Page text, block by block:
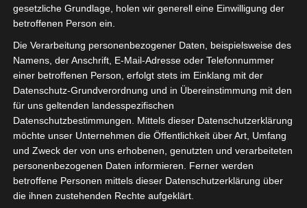
gesetzliche Grundlage, holen wir generell eine Einwilligung der
betroffenen Person ein.
Die Verarbeitung personenbezogener Daten, beispielsweise des
Namens, der Anschrift, E-Mail-Adresse oder Telefonnummer
einer betroffenen Person, erfolgt stets im Einklang mit der
Datenschutz-Grundverordnung und in Übereinstimmung mit den
für uns geltenden landesspezifischen
Datenschutzbestimmungen. Mittels dieser Datenschutzerklärung
möchte unser Unternehmen die Öffentlichkeit über Art, Umfang
und Zweck der von uns erhobenen, genutzten und verarbeiteten
personenbezogenen Daten informieren. Ferner werden
betroffene Personen mittels dieser Datenschutzerklärung über
die ihnen zustehenden Rechte aufgeklärt.